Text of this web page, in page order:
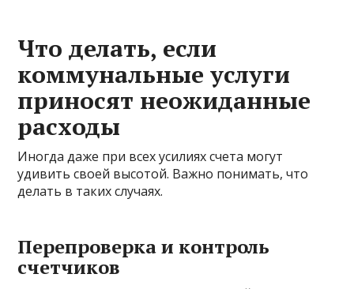
Что делать, если
коммунальные услуги
приносят неожиданные
расходы
Иногда даже при всех усилиях счета могут
удивить своей высотой. Важно понимать, что
делать в таких случаях.
Перепроверка и контроль
счетчиков